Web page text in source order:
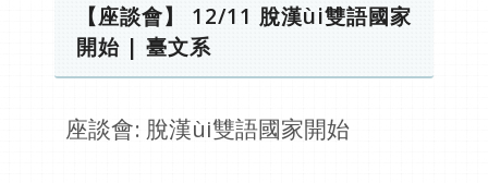
【座談會】 12/11 脫漢ùi雙語國家
開始 | 臺文系
座談會: 脫漢ùi雙語國家開始